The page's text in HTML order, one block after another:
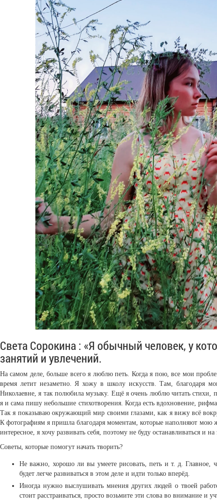
Света Сорокина : «Я обычный человек, у
занятий и увлечений.
На самом деле, больше всего я люблю петь. Когда я пою, все мои
время летит незаметно. Я хожу в школу искусств. Там, благодаря
Николаевне, я так полюбила музыку. Ещё я очень люблю читать стихи,
я и сама пишу небольшие стихотворения. Когда есть вдохновение,
Так я показываю окружающий мир своими глазами, как я вижу всё
К фотографиям я пришла благодаря моментам, которые наполняют мою
интересное, я хочу развивать себя, поэтому не буду останавливаться и
Советы, которые помогут начать творить?
Не важно, хорошо ли вы умеете рисовать, петь и т. д. Главное,
будет легче развиваться в этом деле и идти только вперёд.
Иногда нужно выслушивать мнения других людей о твоей
стоит расстраиваться, просто возьмите эти слова во внимание и